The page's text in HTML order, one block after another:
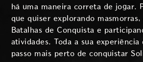
há uma maneira correta de jogar.
que quiser explorando
Batalhas de Conquista e
atividades. Toda a sua experiência
passo mais perto de conquistar